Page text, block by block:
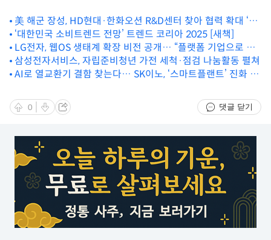
美 해군 장성, HD현대·한화오션 R&D센터 찾아 협력 확대 ‘속
도’
‘대한민국 소비트렌드 전망’ 트렌드 코리아 2025 [새책]
LG전자, 웹OS 생태계 확장 비전 공개… “플랫폼 기업으로 진
화”
삼성전자서비스, 자립준비청년 가전 세척·점검 나눔활동 펼쳐
AI로 열교환기 결함 찾는다… SK이노, ‘스마트플랜트’ 진화 잰
0 댓글 닫기